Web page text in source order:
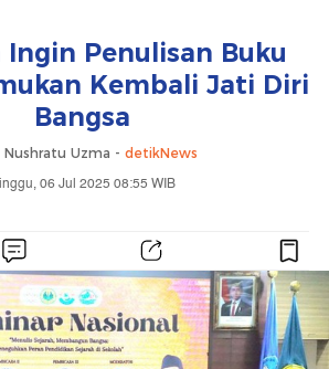
Ingin Penulisan Buku
Kembali Jati Diri
Bangsa
Nushratu Uzma - detikNews
06 Jul 2025 08:55 WIB